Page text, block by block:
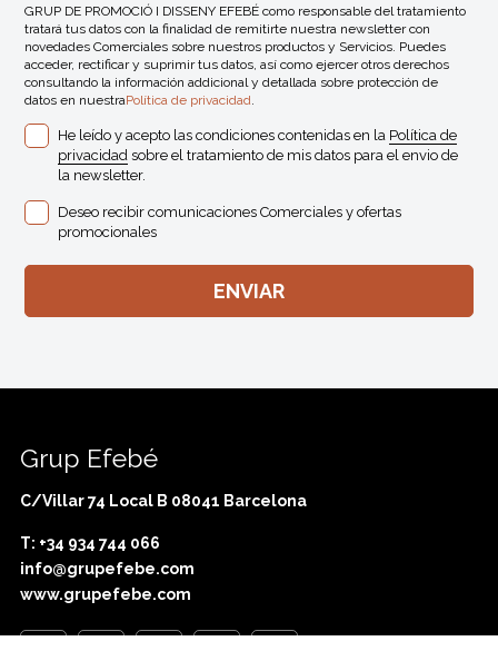
GRUP DE PROMOCIÓ I DISSENY EFEBÉ como responsable del tratamiento
tratará tus datos con la finalidad de remitirte nuestra newsletter con
novedades Comerciales sobre nuestros productos y Servicios. Puedes
acceder, rectificar y suprimir tus datos, así como ejercer otros derechos
consultando la información addicional y detallada sobre protección de
datos en nuestraPolítica de privacidad.
He leído y acepto las condiciones contenidas en la Política de
privacidad sobre el tratamiento de mis datos para el envio de
la newsletter.
Deseo recibir comunicaciones Comerciales y ofertas
promocionales
Grup Efebé
C/Villar 74 Local B 08041 Barcelona
T: +34 934 744 066
info@grupefebe.com
www.grupefebe.com